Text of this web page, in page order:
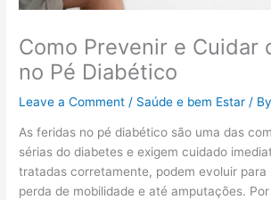
Como Prevenir e Cuidar
no Pé Diabético
Leave a Comment / Saúde e bem Estar /
As feridas no pé diabético são uma das
sérias do diabetes e exigem cuidado
tratadas corretamente, podem evoluir para
perda de mobilidade e até amputações. Por